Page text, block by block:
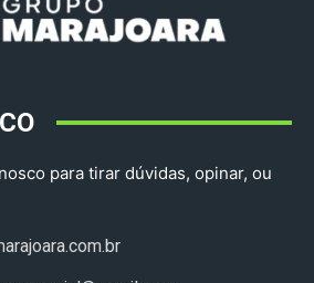
para tirar dúvidas, opinar, ou